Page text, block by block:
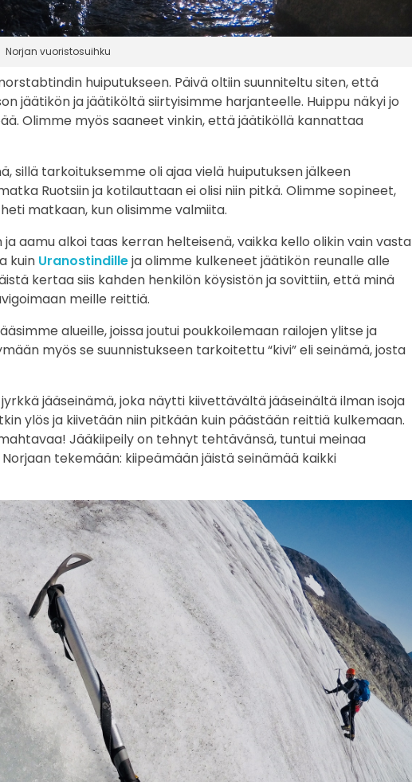
Norjan vuoristosuihku
huiputukseen. Päivä oltiin suunniteltu siten, että
jäätikön ja jäätiköltä siirtyisimme harjanteelle. Huippu näkyi jo
Olimme myös saaneet vinkin, että jäätiköllä kannattaa
sillä tarkoituksemme oli ajaa vielä huiputuksen jälkeen
Ruotsiin ja kotilauttaan ei olisi niin pitkä. Olimme sopineet,
matkaan, kun olisimme valmiita.
aamu alkoi taas kerran helteisenä, vaikka kello olikin vain vasta
kuin Uranostindilleja olimme kulkeneet jäätikön reunalle alle
kertaa siis kahden henkilön köysistön ja sovittiin, että minä
meille reittiä.
alueille, joissa joutui poukkoilemaan railojen ylitse ja
myös se suunnistukseen tarkoitettu “kivi” eli seinämä, josta
jääseinämä, joka näytti kiivettävältä jääseinältä ilman isoja
ylös ja kiivetään niin pitkään kuin päästään reittiä kulkemaan.
Jääkiipeily on tehnyt tehtävänsä, tuntui meinaa
tekemään: kiipeämään jäistä seinämää kaikki